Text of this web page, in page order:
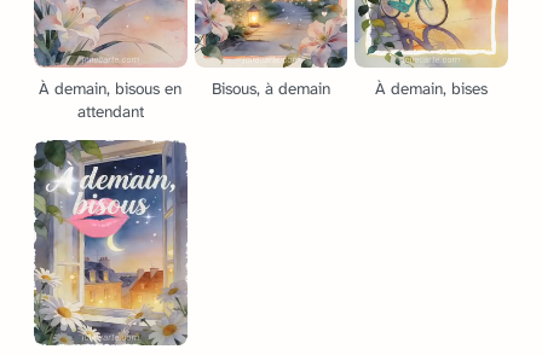
À demain, bisous en
attendant
Bisous, à demain À demain, bises